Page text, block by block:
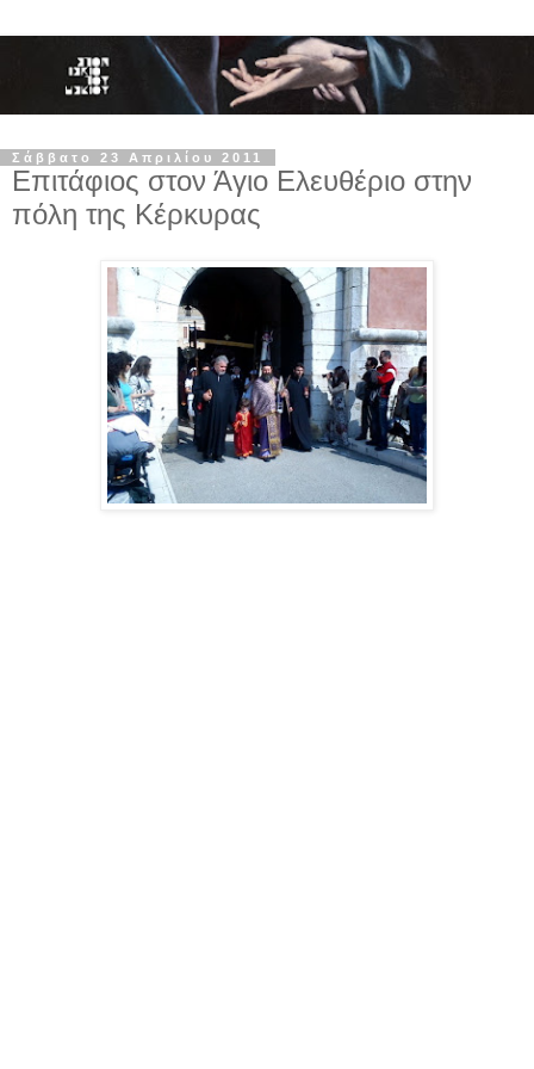
Σάββατο 23 Απριλίου 2011
Επιτάφιος στον Άγιο Ελευθέριο στην
πόλη της Κέρκυρας